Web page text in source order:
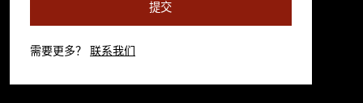
提交
需要更多？ 联系我们